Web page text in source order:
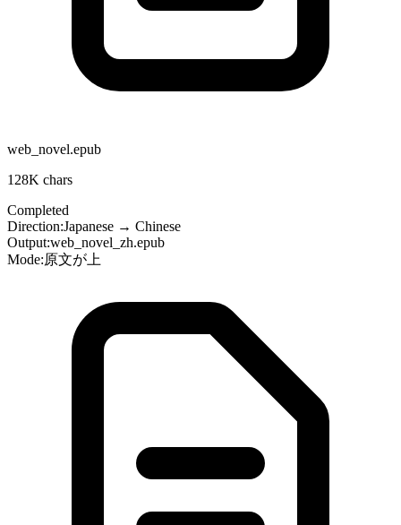
web_novel.epub
128K chars
Completed
Direction:Japanese → Chinese
Output:web_novel_zh.epub
Mode:原文が上